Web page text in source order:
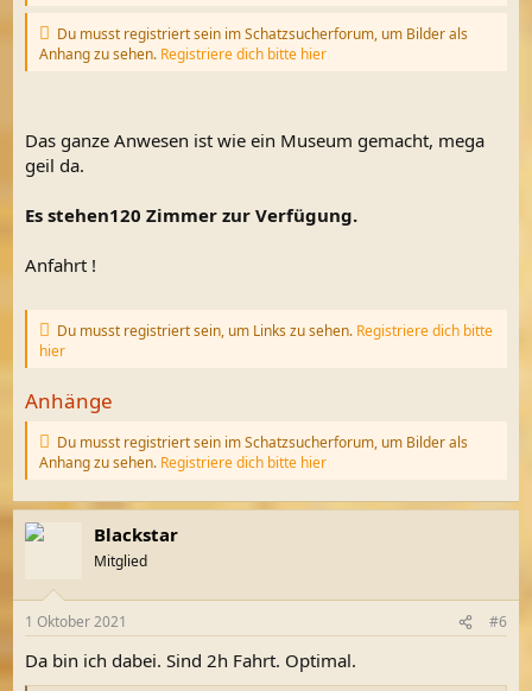
Du musst registriert sein im Schatzsucherforum, um Bilder als
Anhang zu sehen. Registriere dich bitte hier
Das ganze Anwesen ist wie ein Museum gemacht, mega
geil da.
Es stehen120 Zimmer zur Verfügung.
Anfahrt !
Du musst registriert sein, um Links zu sehen. Registriere dich bitte
hier
Anhänge
Du musst registriert sein im Schatzsucherforum, um Bilder als
Anhang zu sehen. Registriere dich bitte hier
Blackstar
Mitglied
1 Oktober 2021 #6
Da bin ich dabei. Sind 2h Fahrt. Optimal.